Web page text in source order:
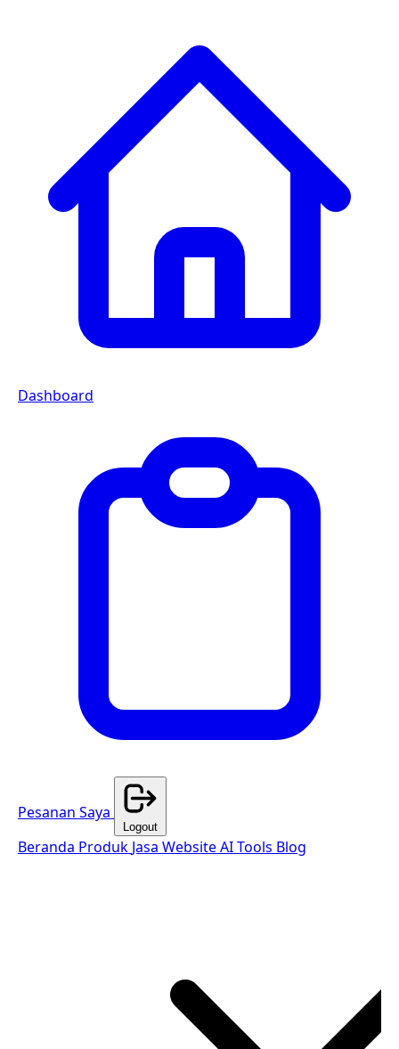
Dashboard
Pesanan Saya
Logout
Beranda Produk Jasa WebsiteAI Tools Blog